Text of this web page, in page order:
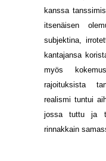
kanssa
itsenäisen
subjektina,
kantajansa
myös
rajoituksista
realismi tuntui
jossa tuttu ja
rinnakkain